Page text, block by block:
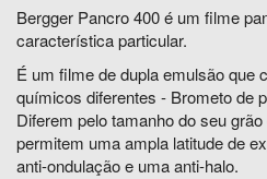
Bergger Pancro 400 é um filme
característica particular.
É um filme de dupla emulsão que
químicos diferentes - Brometo de
Diferem pelo tamanho do seu
permitem uma ampla latitude de
anti-ondulação e uma anti-halo.